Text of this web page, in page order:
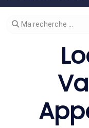
Modifier votre
Ma recherche ...